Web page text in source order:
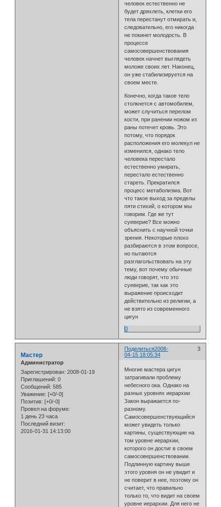
человек естественно не
будет дряхлеть, клетки его
тела перестанут отмирать и,
следовательно, его никогда
не покинет молодость. В
процессе
самосовершенствования
человек начнет выглядеть
моложе своих лет. Наконец,
он уже стабилизируется на
своем месте.
Конечно, когда такое тело
столкнется с автомобилем,
может случиться перелом
кости, при ранении ножом из
раны потечет кровь. Это
потому, что порядок
расположения его молекул не
изменился, однако тело
человека перестало
естественно умирать,
перестало естественно
стареть. Прекратился
процесс метаболизма. Вот
что такое выход за пределы
пяти стихий, о котором мы
говорим. Где же тут
суеверие? Все можно
объяснить с научной точки
зрения. Некоторые плохо
разбираются в этом вопросе,
но пытаются
разглагольствовать на эту
тему, вот почему обычные
люди говорят, что это
суеверие, так как это
выражение происходит
действительно из религии, а
не взято из современного
цигун
0
Поделиться 3
2008-
04-15 18:05:34
Мастер
Администратор
Зарегистрирован: 2008-01-19
Приглашений: 0
Сообщений: 585
Уважение: [+0/-0]
Позитив: [+0/-0]
Провел на форуме:
1 день 23 часа
Последний визит:
2016-01-31 14:13:00
Многие мастера цигун
затрагивали проблему
небесного ока. Однако на
разных уровнях иерархии
Закон выражается по-
разному.
Самосовершенствующийся
может увидеть только
картины, существующие на
том уровне иерархии,
которого он достиг в своем
самосовершенствовании.
Подлинную картину выше
этого уровня он не увидит и
не поверит в нее, поэтому он
считает, что правильно
только то, что видит на своем
уровне иерархии. Для него не